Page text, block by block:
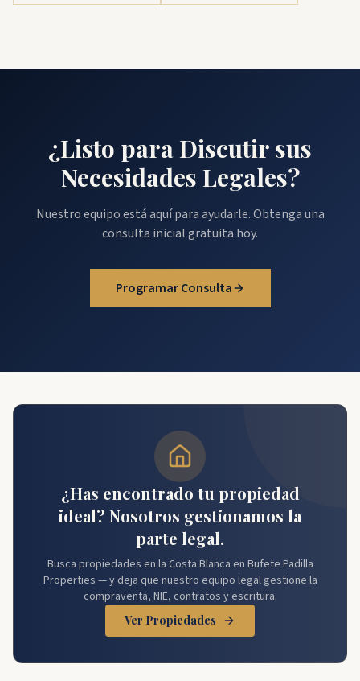
¿Listo para Discutir sus
Necesidades Legales?
Nuestro equipo está aquí para ayudarle. Obtenga una
consulta inicial gratuita hoy.
Programar Consulta
¿Has encontrado tu propiedad
ideal? Nosotros gestionamos la
parte legal.
Busca propiedades en la Costa Blanca en Bufete Padilla
Properties — y deja que nuestro equipo legal gestione la
compraventa, NIE, contratos y escritura.
Ver Propiedades